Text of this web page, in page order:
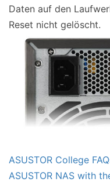
Daten auf den
Reset nicht gelöscht.
ASUSTOR College
ASUSTOR NAS with